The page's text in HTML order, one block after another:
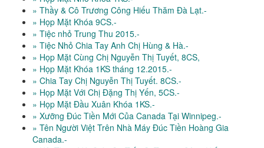
» Thầy & Cô Trương Công Hiếu Thăm Đà Lạt.-
» Họp Mặt Khóa 9CS.-
» Tiệc nhỏ Trung Thu 2015.-
» Tiệc Nhỏ Chia Tay Anh Chị Hùng & Hà.-
» Họp Mặt Cùng Chị Nguyễn Thị Tuyết, 8CS,
» Họp Mặt Khóa 1KS tháng 12.2015.-
» Chia Tay Chị Nguyễn Thị Tuyết. 8CS.-
» Họp Mặt Với Chị Đặng Thị Yến, 5CS.-
» Họp Mặt Đầu Xuân Khóa 1KS.-
» Xưỡng Đúc Tiền Mới Của Canada Tại Winnipeg.-
» Tên Người Việt Trên Nhà Máy Đúc Tiền Hoàng Gia
Canada.-